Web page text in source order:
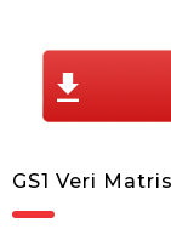
GS1 Veri